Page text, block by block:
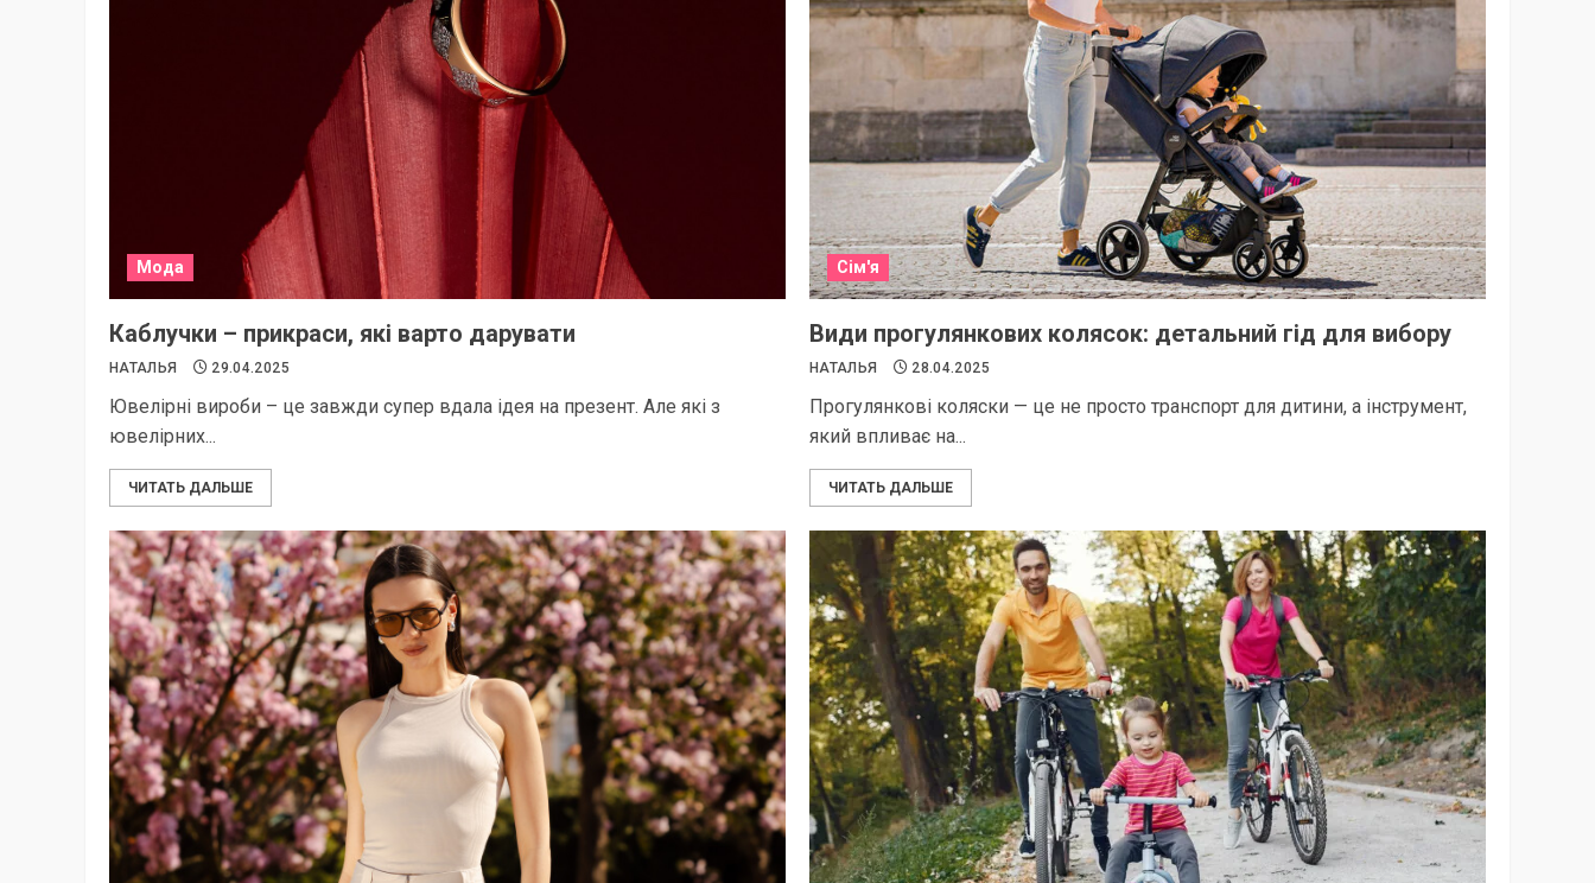
Мода
Каблучки – прикраси, які варто дарувати
НАТАЛЬЯ 29.04.2025
Ювелірні вироби – це завжди супер вдала ідея на презент. Але які з
ювелірних...
ЧИТАТЬ ДАЛЬШЕ
Сім'я
Види прогулянкових колясок: детальний гід для вибору
НАТАЛЬЯ 28.04.2025
Прогулянкові коляски — це не просто транспорт для дитини, а інструмент,
який впливає на...
ЧИТАТЬ ДАЛЬШЕ